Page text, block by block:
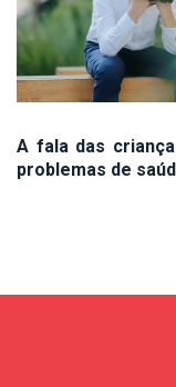
A fala das
problemas de